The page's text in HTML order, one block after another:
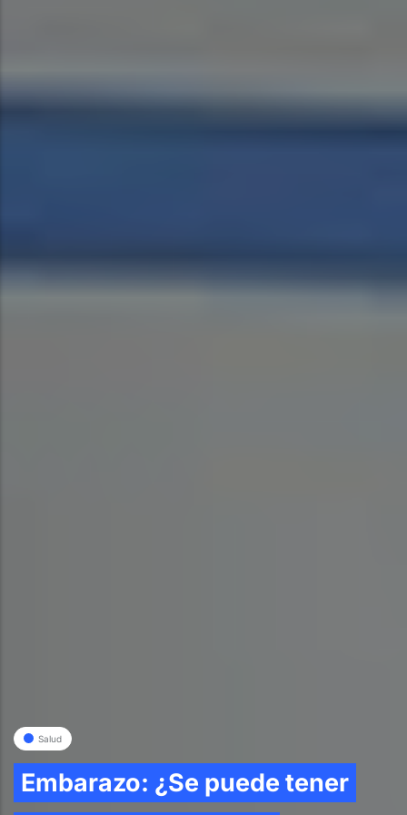
Salud
Embarazo: ¿Se puede tener